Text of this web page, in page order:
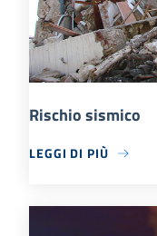
Rischio sismico
LEGGI DI PIÙ